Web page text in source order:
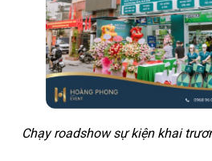
Chạy roadshow sự kiện khai